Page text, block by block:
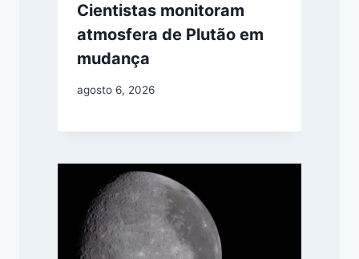
Cientistas monitoram
atmosfera de Plutão em
mudança
agosto 6, 2026